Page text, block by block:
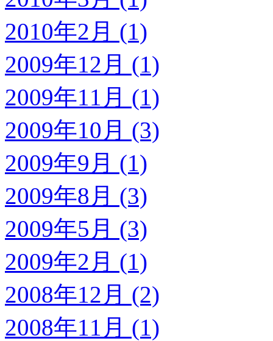
2010年2月 (1)
2009年12月 (1)
2009年11月 (1)
2009年10月 (3)
2009年9月 (1)
2009年8月 (3)
2009年5月 (3)
2009年2月 (1)
2008年12月 (2)
2008年11月 (1)